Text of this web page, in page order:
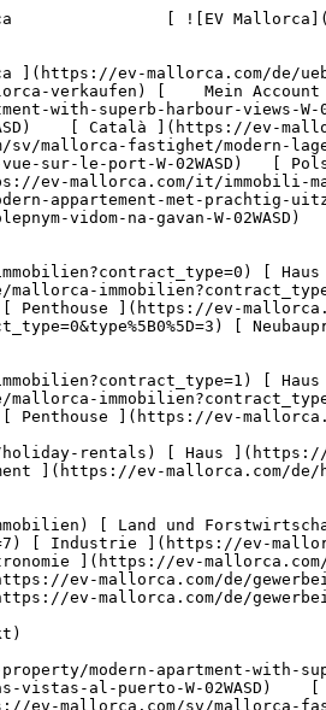
[ Svenska ](https://ev-mallorca.com/sv/mallorca-fastighet/modern-lagenhet-med-fantastisk-utsikt-over-hamnen-W-02WASD)   [ Français ](https://ev-mallorca.com/fr/bien-majorque/appartement-moderne-avec-vue-sur-le-port-W-02WASD)   [ Polski ](https://ev-mallorca.com/pl/nieruchomosc-majorce/nowoczesne-mieszkanie-z-pieknym-widokiem-na-port-W-02WASD)   [ Italiano ](https://ev-mallorca.com/it/immobili-maiorca/appartamento-moderno-con-splendida-vista-sul-porto-W-02WASD)   [ Dutch ](https://ev-mallorca.com/nl/mallorca-eigendom/modern-appartement-met-prachtig-uitzicht-op-de-haven-W-02WASD)   [ Русский ](https://ev-mallorca.com/ru/nedvizhimost-mayorka/sovremennaia-kvartira-s-velikolepnym-vidom-na-gavan-W-02WASD)   [ Dansk ](https://ev-mallorca.com/da/mallorca-ejendom/moderne-lejlighed-med-fantastisk-udsigt-over-havnen-W-02WASD)   

 [ ![EV Mallorca](https://cdn.ev-mallorca.com/images/web/EV_Logo_RGB.svg) ](https://ev-mallorca.com/de)  Open main menu    

   Kaufen     [ Alle Immobilien ](https://ev-mallorca.com/de/mallorca-immobilien?contract_type=0) [ Haus ](https://ev-mallorca.com/de/mallorca-immobilien?contract_type=0&type%5B0%5D=0) [ Finca ](https://ev-mallorca.com/de/mallorca-immobilien?contract_type=0&type%5B0%5D=1) [ Apartment ](https://ev-mallorca.com/de/mallorca-immobilien?contract_type=0&type%5B0%5D=2) [ Penthouse ](https://ev-mallorca.com/de/mallorca-immobilien?contract_type=0&type%5B0%5D=5) [ Grundstück ](https://ev-mallorca.com/de/mallorca-immobilien?contract_type=0&type%5B0%5D=3) [ Neubauprojekt ](https://ev-mallorca.com/de/mallorca-immobilien?contract_type=0&type%5B0%5D=development) 

   Mieten     [ Alle Immobilien ](https://ev-mallorca.com/de/mallorca-immobilien?contract_type=1) [ Haus ](https://ev-mallorca.com/de/mallorca-immobilien?contract_type=1&type%5B0%5D=0) [ Finca ](https://ev-mallorca.com/de/mallorca-immobilien?contract_type=1&type%5B0%5D=1) [ Apartment ](https://ev-